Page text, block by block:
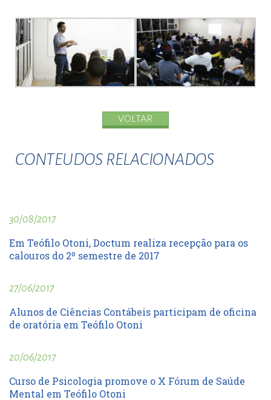
VOLTAR
CONTEUDOS RELACIONADOS
30/08/2017
Em Teófilo Otoni, Doctum realiza recepção para os
calouros do 2º semestre de 2017
27/06/2017
Alunos de Ciências Contábeis participam de oficina
de oratória em Teófilo Otoni
20/06/2017
Curso de Psicologia promove o X Fórum de Saúde
Mental em Teófilo Otoni